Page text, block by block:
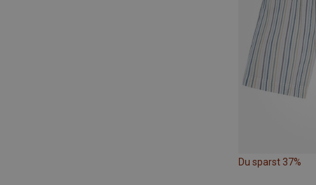
Du sparst 37%